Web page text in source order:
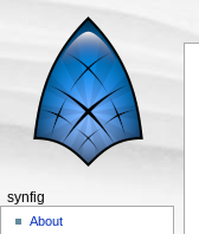
synfig
About